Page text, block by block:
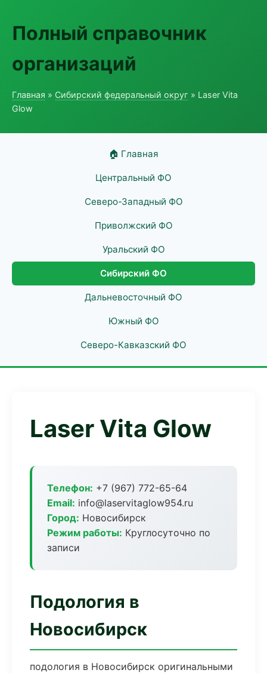
Полный справочник
организаций
Главная » Сибирский федеральный округ » Laser Vita
Glow
🏠 Главная
Центральный ФО
Северо-Западный ФО
Приволжский ФО
Уральский ФО
Сибирский ФО
Дальневосточный ФО
Южный ФО
Северо-Кавказский ФО
Laser Vita Glow
Телефон: +7 (967) 772-65-64
Email: info@laservitaglow954.ru
Город: Новосибирск
Режим работы: Круглосуточно по
записи
Подология в
Новосибирск
подология в Новосибирск оригинальными